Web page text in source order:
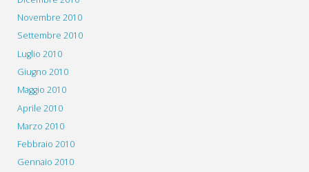
Novembre 2010
Settembre 2010
Luglio 2010
Giugno 2010
Maggio 2010
Aprile 2010
Marzo 2010
Febbraio 2010
Gennaio 2010